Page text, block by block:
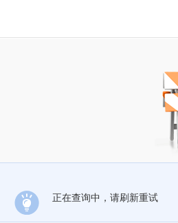
正在查询中，请刷新重试